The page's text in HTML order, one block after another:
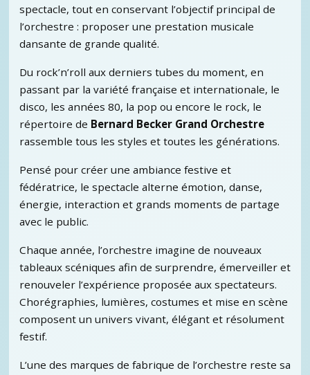
spectacle, tout en conservant l’objectif principal de
l’orchestre : proposer une prestation musicale
dansante de grande qualité.
Du rock’n’roll aux derniers tubes du moment, en
passant par la variété française et internationale, le
disco, les années 80, la pop ou encore le rock, le
répertoire de Bernard Becker Grand Orchestre
rassemble tous les styles et toutes les générations.
Pensé pour créer une ambiance festive et
fédératrice, le spectacle alterne émotion, danse,
énergie, interaction et grands moments de partage
avec le public.
Chaque année, l’orchestre imagine de nouveaux
tableaux scéniques afin de surprendre, émerveiller et
renouveler l’expérience proposée aux spectateurs.
Chorégraphies, lumières, costumes et mise en scène
composent un univers vivant, élégant et résolument
festif.
L’une des marques de fabrique de l’orchestre reste sa